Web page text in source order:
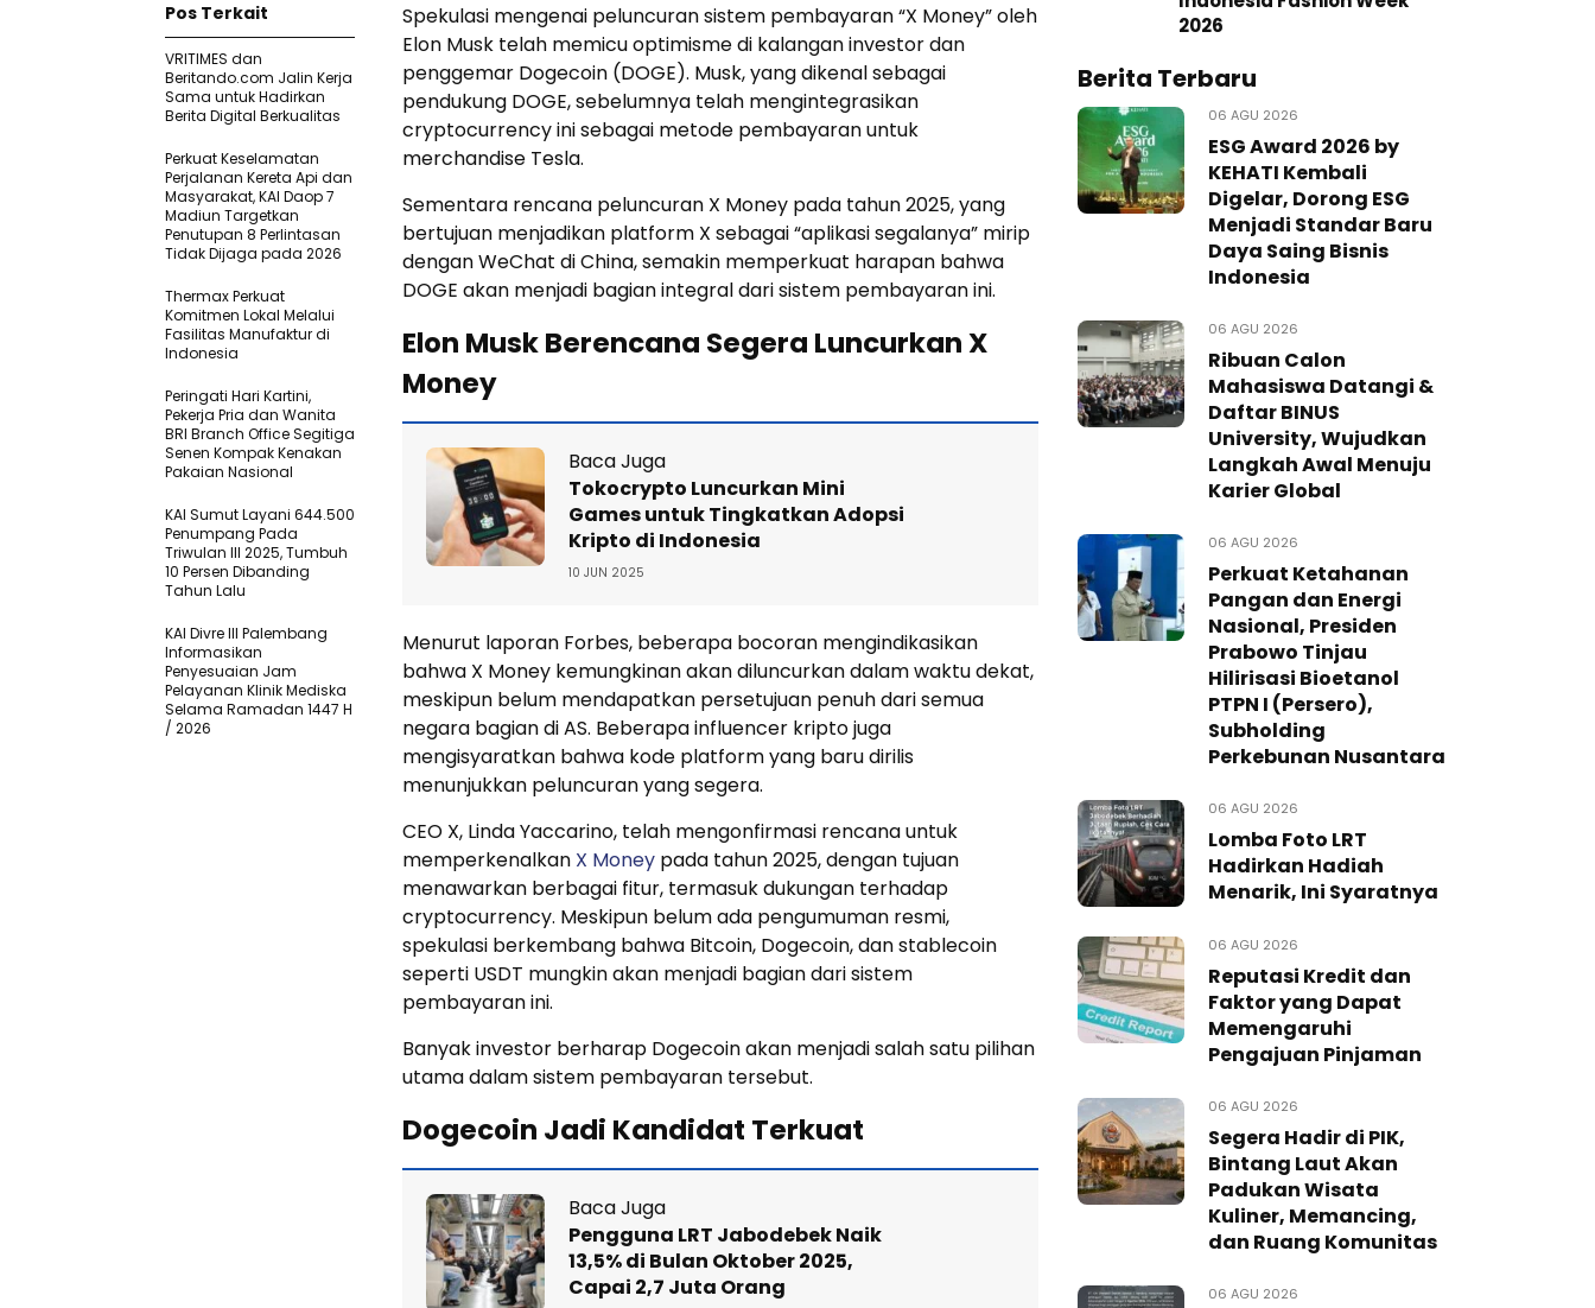
Spekulasi mengenai peluncuran sistem pembayaran “X Money” oleh
Elon Musk telah memicu optimisme di kalangan investor dan
penggemar Dogecoin (DOGE). Musk, yang dikenal sebagai
pendukung DOGE, sebelumnya telah mengintegrasikan
cryptocurrency ini sebagai metode pembayaran untuk
merchandise Tesla.
Sementara rencana peluncuran X Money pada tahun 2025, yang
bertujuan menjadikan platform X sebagai “aplikasi segalanya” mirip
dengan WeChat di China, semakin memperkuat harapan bahwa
DOGE akan menjadi bagian integral dari sistem pembayaran ini.
Elon Musk Berencana Segera Luncurkan X
Money
Baca Juga
Tokocrypto Luncurkan Mini
Games untuk Tingkatkan Adopsi
Kripto di Indonesia
10 JUN 2025
Menurut laporan Forbes, beberapa bocoran mengindikasikan
bahwa X Money kemungkinan akan diluncurkan dalam waktu dekat,
meskipun belum mendapatkan persetujuan penuh dari semua
negara bagian di AS. Beberapa influencer kripto juga
mengisyaratkan bahwa kode platform yang baru dirilis
menunjukkan peluncuran yang segera.
CEO X, Linda Yaccarino, telah mengonfirmasi rencana untuk
memperkenalkan X Money pada tahun 2025, dengan tujuan
menawarkan berbagai fitur, termasuk dukungan terhadap
cryptocurrency. Meskipun belum ada pengumuman resmi,
spekulasi berkembang bahwa Bitcoin, Dogecoin, dan stablecoin
seperti USDT mungkin akan menjadi bagian dari sistem
pembayaran ini.
Banyak investor berharap Dogecoin akan menjadi salah satu pilihan
utama dalam sistem pembayaran tersebut.
Dogecoin Jadi Kandidat Terkuat
Baca Juga
Pengguna LRT Jabodebek Naik
13,5% di Bulan Oktober 2025,
Capai 2,7 Juta Orang
Pos Terkait
VRITIMES dan
Beritando.com Jalin Kerja
Sama untuk Hadirkan
Berita Digital Berkualitas
Perkuat Keselamatan
Perjalanan Kereta Api dan
Masyarakat, KAI Daop 7
Madiun Targetkan
Penutupan 8 Perlintasan
Tidak Dijaga pada 2026
Thermax Perkuat
Komitmen Lokal Melalui
Fasilitas Manufaktur di
Indonesia
Peringati Hari Kartini,
Pekerja Pria dan Wanita
BRI Branch Office Segitiga
Senen Kompak Kenakan
Pakaian Nasional
KAI Sumut Layani 644.500
Penumpang Pada
Triwulan III 2025, Tumbuh
10 Persen Dibanding
Tahun Lalu
KAI Divre III Palembang
Informasikan
Penyesuaian Jam
Pelayanan Klinik Mediska
Selama Ramadan 1447 H
/ 2026
2026
Berita Terbaru
06 AGU 2026
ESG Award 2026 by
KEHATI Kembali
Digelar, Dorong ESG
Menjadi Standar Baru
Daya Saing Bisnis
Indonesia
06 AGU 2026
Ribuan Calon
Mahasiswa Datangi &
Daftar BINUS
University, Wujudkan
Langkah Awal Menuju
Karier Global
06 AGU 2026
Perkuat Ketahanan
Pangan dan Energi
Nasional, Presiden
Prabowo Tinjau
Hilirisasi Bioetanol
PTPN I (Persero),
Subholding
Perkebunan Nusantara
06 AGU 2026
Lomba Foto LRT
Hadirkan Hadiah
Menarik, Ini Syaratnya
06 AGU 2026
Reputasi Kredit dan
Faktor yang Dapat
Memengaruhi
Pengajuan Pinjaman
06 AGU 2026
Segera Hadir di PIK,
Bintang Laut Akan
Padukan Wisata
Kuliner, Memancing,
dan Ruang Komunitas
06 AGU 2026